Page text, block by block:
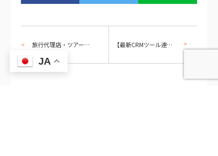
旅行代理店・ツアー会社向けにEMOROCO CRM Liteでリピーター管理と旅程フォローを設計する方法 【最新CRMツール連載・第2回】カテゴリ別最新CRMツール総覧 — 用途・規模・目的で選ぶ判断基準
JA